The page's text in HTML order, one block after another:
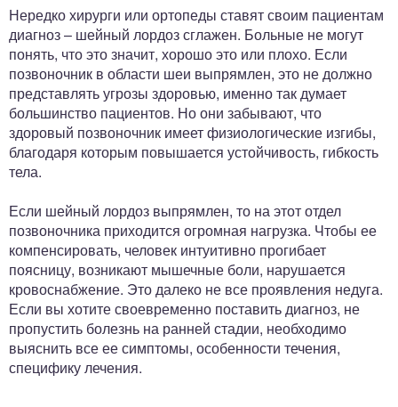
Нередко хирурги или ортопеды ставят своим пациентам
диагноз – шейный лордоз сглажен. Больные не могут
понять, что это значит, хорошо это или плохо. Если
позвоночник в области шеи выпрямлен, это не должно
представлять угрозы здоровью, именно так думает
большинство пациентов. Но они забывают, что
здоровый позвоночник имеет физиологические изгибы,
благодаря которым повышается устойчивость, гибкость
тела.
Если шейный лордоз выпрямлен, то на этот отдел
позвоночника приходится огромная нагрузка. Чтобы ее
компенсировать, человек интуитивно прогибает
поясницу, возникают мышечные боли, нарушается
кровоснабжение. Это далеко не все проявления недуга.
Если вы хотите своевременно поставить диагноз, не
пропустить болезнь на ранней стадии, необходимо
выяснить все ее симптомы, особенности течения,
специфику лечения.